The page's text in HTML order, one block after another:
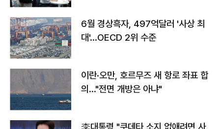
6월 경상흑자, 497억달러 '사상 최
대'…OECD 2위 수준
이란·오만, 호르무즈 새 항로 좌표 합
의…"전면 개방은 아냐"
李대통령 "쿠데타 소지 없애려면 사